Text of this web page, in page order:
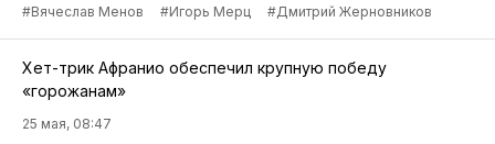
#Вячеслав Менов
#Игорь Мерц #Дмитрий Жерновников
Хет-трик Афранио обеспечил крупную победу
«горожанам»
25 мая, 08:47